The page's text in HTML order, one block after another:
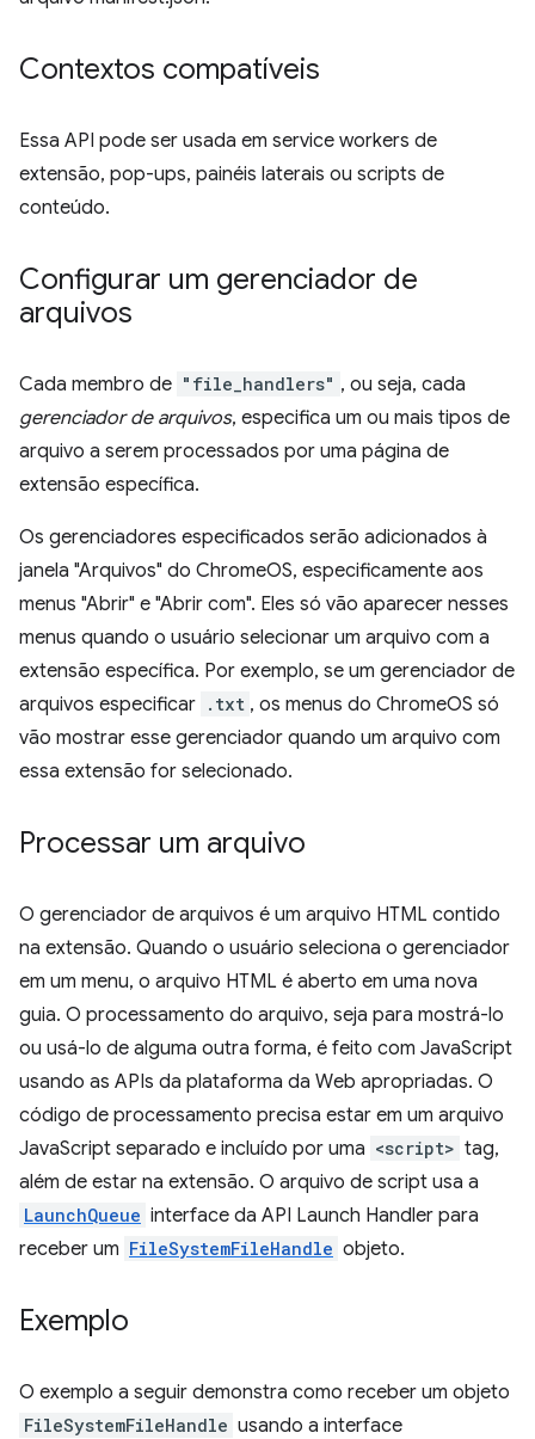
Contextos compatíveis
Essa API pode ser usada em service workers de
extensão, pop-ups, painéis laterais ou scripts de
conteúdo.
Configurar um gerenciador de
arquivos
Cada membro de "file_handlers" , ou seja, cada
gerenciador de arquivos, especifica um ou mais tipos de
arquivo a serem processados por uma página de
extensão específica.
Os gerenciadores especificados serão adicionados à
janela "Arquivos" do ChromeOS, especificamente aos
menus "Abrir" e "Abrir com". Eles só vão aparecer nesses
menus quando o usuário selecionar um arquivo com a
extensão específica. Por exemplo, se um gerenciador de
arquivos especificar .txt , os menus do ChromeOS só
vão mostrar esse gerenciador quando um arquivo com
essa extensão for selecionado.
Processar um arquivo
O gerenciador de arquivos é um arquivo HTML contido
na extensão. Quando o usuário seleciona o gerenciador
em um menu, o arquivo HTML é aberto em uma nova
guia. O processamento do arquivo, seja para mostrá-lo
ou usá-lo de alguma outra forma, é feito com JavaScript
usando as APIs da plataforma da Web apropriadas. O
código de processamento precisa estar em um arquivo
JavaScript separado e incluído por uma <script> tag,
além de estar na extensão. O arquivo de script usa a
LaunchQueue interface da API Launch Handler para
receber um FileSystemFileHandle objeto.
Exemplo
O exemplo a seguir demonstra como receber um objeto
FileSystemFileHandle usando a interface